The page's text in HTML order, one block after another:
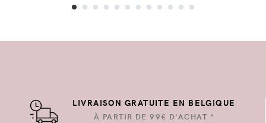
LIVRAISON GRATUITE EN BELGIQUE
À PARTIR DE 99€ D'ACHAT *